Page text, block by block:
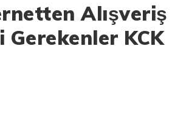
Alışveriş
KCK